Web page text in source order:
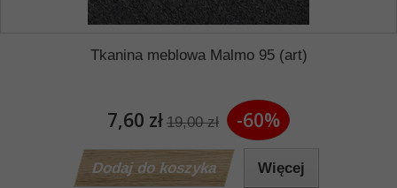
Tkanina meblowa Malmo 95 (art)
7,60 zł 19,00 zł -60%
Dodaj do koszyka Więcej